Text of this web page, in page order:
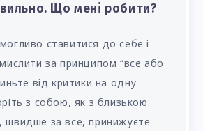
Що мені робити?
ставитися до себе і
за принципом “все або
від критики на одну
з собою, як з близькою
за все, принижуєте